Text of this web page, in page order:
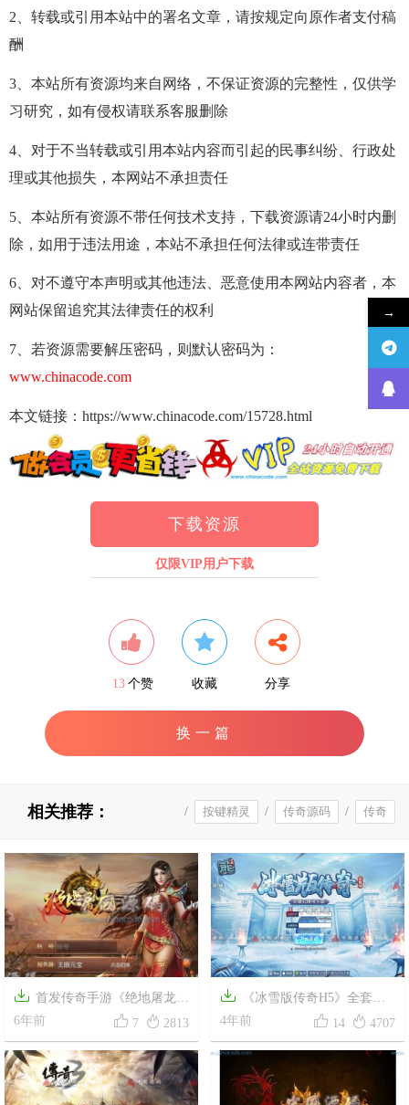
2、转载或引用本站中的署名文章，请按规定向原作者支付稿
酬
3、本站所有资源均来自网络，不保证资源的完整性，仅供学
习研究，如有侵权请联系客服删除
4、对于不当转载或引用本站内容而引起的民事纠纷、行政处
理或其他损失，本网站不承担责任
5、本站所有资源不带任何技术支持，下载资源请24小时内删
除，如用于违法用途，本站不承担任何法律或连带责任
6、对不遵守本声明或其他违法、恶意使用本网站内容者，本
网站保留追究其法律责任的权利
7、若资源需要解压密码，则默认密码为：
www.chinacode.com
本文链接：https://www.chinacode.com/15728.html
下载资源
仅限VIP用户下载
13 个赞 收藏 分享
换一篇
相关推荐： 传奇
/
传奇源码
/
按键精灵
/
精灵
 首发传奇手游《绝地屠龙》
全套源码
6年前  7  2813

《冰雪版传奇H5》全套源
码+视频教程
4年前  14  4707
→